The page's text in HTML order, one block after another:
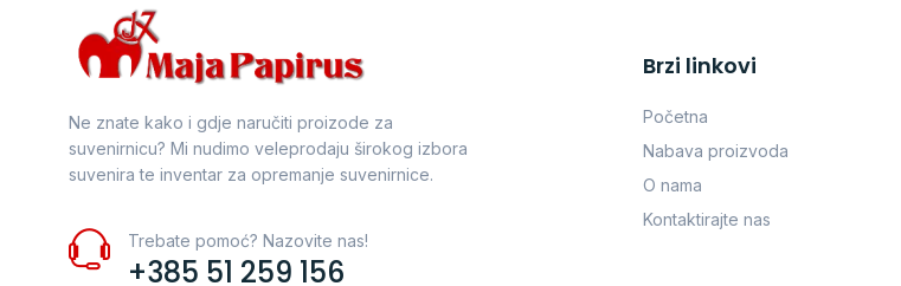
Ne znate kako i gdje naručiti proizode za
suvenirnicu? Mi nudimo veleprodaju širokog izbora
suvenira te inventar za opremanje suvenirnice.
Trebate pomoć? Nazovite nas!
+385 51 259 156
Brzi linkovi
Početna
Nabava proizvoda
O nama
Kontaktirajte nas